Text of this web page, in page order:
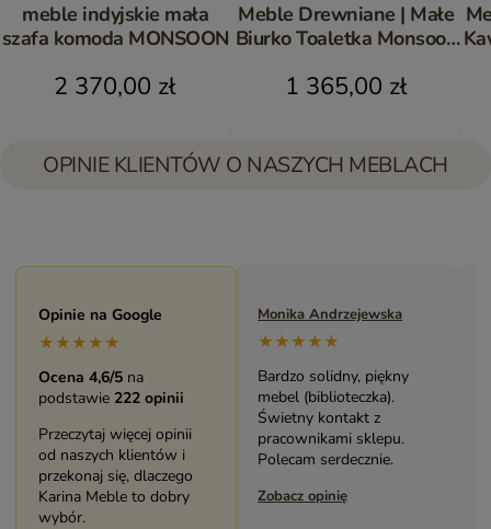
meble indyjskie mała
szafa komoda MONSOON
2 370,00 zł
Meble Drewniane | Małe
Biurko Toaletka Monsoon
1 365,00 zł
OPINIE KLIENTÓW O NASZYCH MEBLACH
Opinie na Google
★★★★★
Ocena 4,6/5 na
podstawie 222 opinii
Przeczytaj więcej opinii
od naszych klientów i
przekonaj się, dlaczego
Karina Meble to dobry
wybór.
Maryla Maj
★★★★★
Duży i piękny asortyment
sklepu. Miła i pomocna
bardzo mnie cieszy.
Dziękuję. Polecam.
Zobacz opinię
Monika Andrzejewska
★★★★★
Bardzo solidny, piękny
mebel (biblioteczka).
Świetny kontakt z
pracownikami sklepu.
Polecam serdecznie.
Zobacz opinię